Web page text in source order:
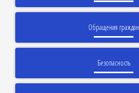
Обращения граждан
Безопасность